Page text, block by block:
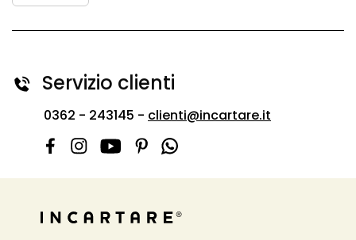
Servizio clienti
0362 - 243145 - clienti@incartare.it